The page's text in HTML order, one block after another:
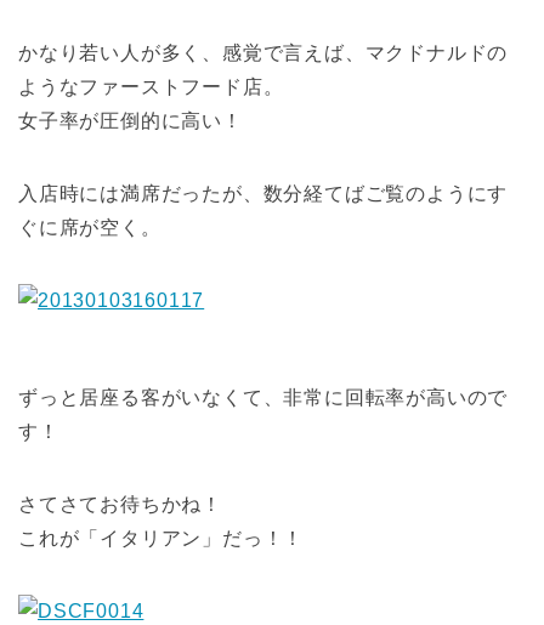
かなり若い人が多く、感覚で言えば、マクドナルドの
ようなファーストフード店。
女子率が圧倒的に高い！
入店時には満席だったが、数分経てばご覧のようにす
ぐに席が空く。
ずっと居座る客がいなくて、非常に回転率が高いので
す！
さてさてお待ちかね！
これが「イタリアン」だっ！！